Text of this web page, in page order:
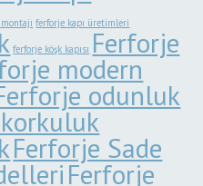
ferforje kapı üretimleri
ferforje köşk kapısı Ferforje
modern
odunluk
Ferforje Sade
Ferforje